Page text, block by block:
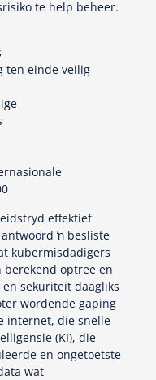
te help beheer.
ten einde veilig
effektief
antwoord ŉ besliste
kubermisdadigers
optree en
sekuriteit daagliks
wordende gaping
internet, die snelle
(KI), die
en ongetoetste
wat